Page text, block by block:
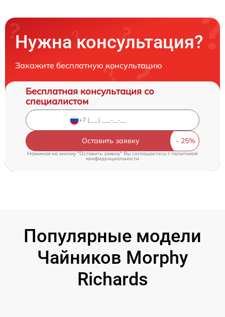
Нужна консультация?
Закажите бесплатную консультацию
Бесплатная консультация со
специалистом
Оставить заявку
Нажимая на кнопку "Оставить заявку" Вы соглашаетесь cполитикой
конфиденциальности
Популярные модели
Чайников Morphy
Richards